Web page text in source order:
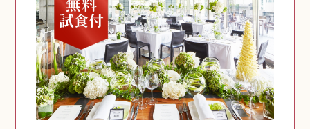
TOKIWAKEプラン
相談カウンター
神社結婚式のいろいろ